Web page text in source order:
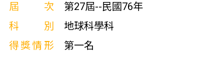
屆次
第27屆--民國76年
科別
地球科學科
得獎情形
第一名